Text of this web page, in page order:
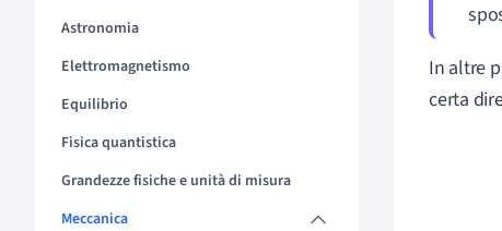
Astronomia
Elettromagnetismo
Equilibrio
Fisica quantistica
Grandezze fisiche e unità di misura
Meccanica
In altre
certa